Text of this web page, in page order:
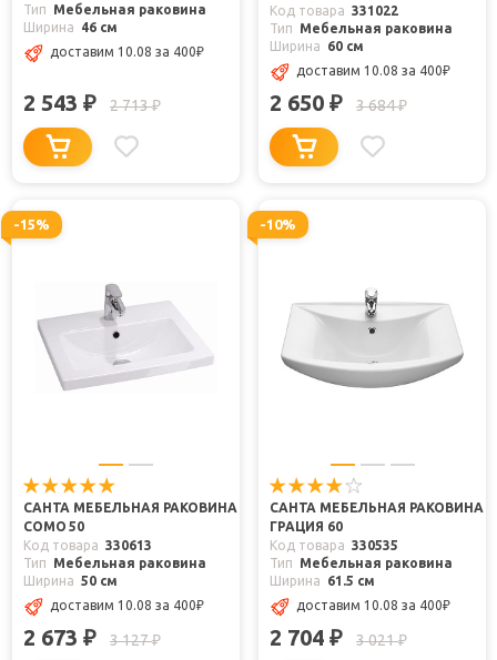
Тип
Мебельная раковина
Ширина
46 см
доставим 10.08 за 400₽
2 543 ₽ 2 713₽
Код товара 331022
Тип
Мебельная раковина
Ширина
60 см
доставим 10.08 за 400₽
2 650 ₽ 3 684₽
-15%
САНТА МЕБЕЛЬНАЯ РАКОВИНА
COMO 50
Код товара 330613
Тип
Мебельная раковина
Ширина 50 см
доставим 10.08 за 400₽
2 673 ₽ 3 127₽
-10%
САНТА МЕБЕЛЬНАЯ РАКОВИНА
ГРАЦИЯ 60
Код товара 330535
Тип
Мебельная раковина
Ширина
61.5 см
доставим 10.08 за 400₽
2 704 ₽ 3 021₽